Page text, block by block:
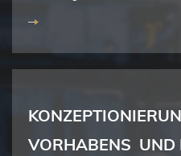
VORHABENS UND